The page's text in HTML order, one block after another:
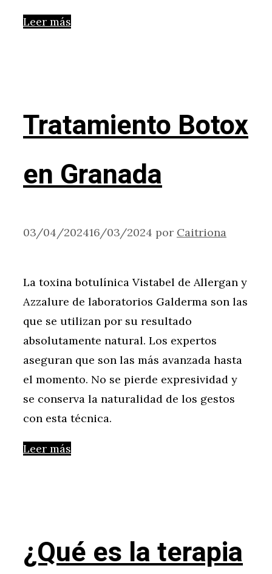
Leer más
Tratamiento Botox
en Granada
03/04/202416/03/2024 por Caitriona
La toxina botulínica Vistabel de Allergan y
Azzalure de laboratorios Galderma son las
que se utilizan por su resultado
absolutamente natural. Los expertos
aseguran que son las más avanzada hasta
el momento. No se pierde expresividad y
se conserva la naturalidad de los gestos
con esta técnica.
Leer más
¿Qué es la terapia